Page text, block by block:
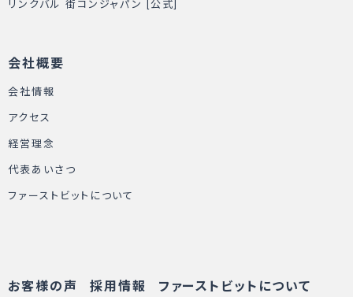
リンクバル 街コンジャパン [公式]
会社概要
会社情報
アクセス
経営理念
代表あいさつ
ファーストビットについて
お客様の声 採用情報 ファーストビットについて